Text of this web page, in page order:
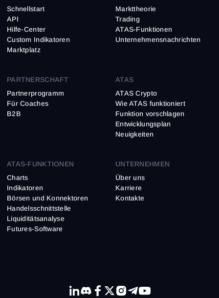
ATAS-FUNKTIONEN
Charts
Indikatoren
Börsen und Konnektoren
Handelsschnittstelle
Liquiditätsanalyse
Futures-Software
Schnellstart
API
Hilfe-Center
Custom Indikatoren
Marktplatz
Markttheorie
Trading
ATAS-Funktionen
Unternehmensnachrichten
PARTNERSCHAFT
Partnerprogramm
Für Coaches
B2B
ATAS
ATAS Crypto
Wie ATAS funktioniert
Funktion vorschlagen
Entwicklungsplan
Neuigkeiten
UNTERNEHMEN
Über uns
Karriere
Kontakte